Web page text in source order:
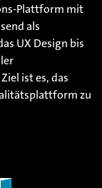
Plattform mit
als
UX Design bis
ist es, das
zu